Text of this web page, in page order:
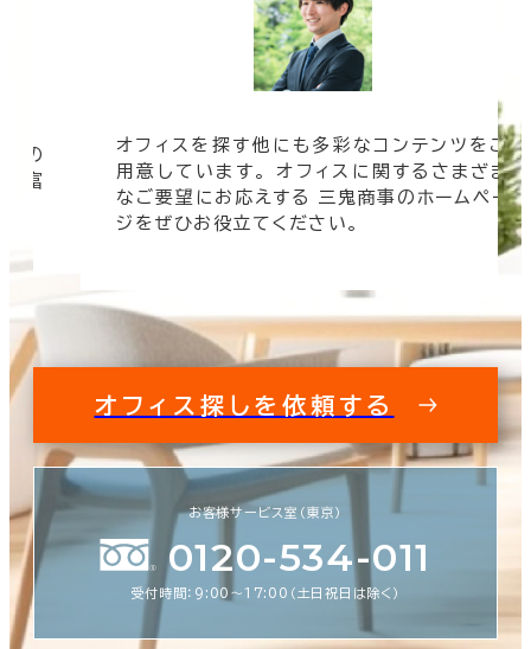
の
豊富
オフィスを探す他にも多彩なコンテンツをご
用意しています。 オフィスに関するさまざま
なご要望にお応えする 三鬼商事のホームペー
ジをぜひお役立てください。
オフィス探しを依頼する
お客様サービス室（東京）
0120-534-011
受付時間：9:00〜17:00（土日祝日は除く）